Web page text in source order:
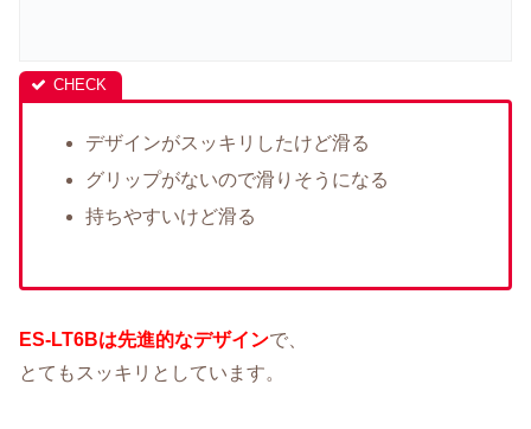
デザインがスッキリしたけど滑る
グリップがないので滑りそうになる
持ちやすいけど滑る
ES-LT6Bは先進的なデザインで、
とてもスッキリとしています。